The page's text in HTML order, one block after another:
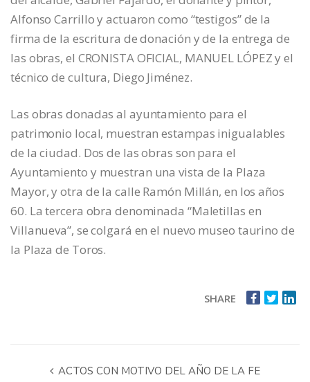
Alfonso Carrillo y actuaron como “testigos” de la
firma de la escritura de donación y de la entrega de
las obras, el CRONISTA OFICIAL, MANUEL LÓPEZ y el
técnico de cultura, Diego Jiménez.
Las obras donadas al ayuntamiento para el
patrimonio local, muestran estampas inigualables
de la ciudad. Dos de las obras son para el
Ayuntamiento y muestran una vista de la Plaza
Mayor, y otra de la calle Ramón Millán, en los años
60. La tercera obra denominada “Maletillas en
Villanueva”, se colgará en el nuevo museo taurino de
la Plaza de Toros.
SHARE
ACTOS CON MOTIVO DEL AÑO DE LA FE